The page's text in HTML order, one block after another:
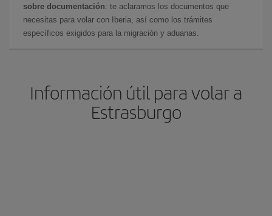
sobre documentación: te aclaramos los documentos que
necesitas para volar con Iberia, así como los trámites
específicos exigidos para la migración y aduanas.
Información útil para volar a
Estrasburgo